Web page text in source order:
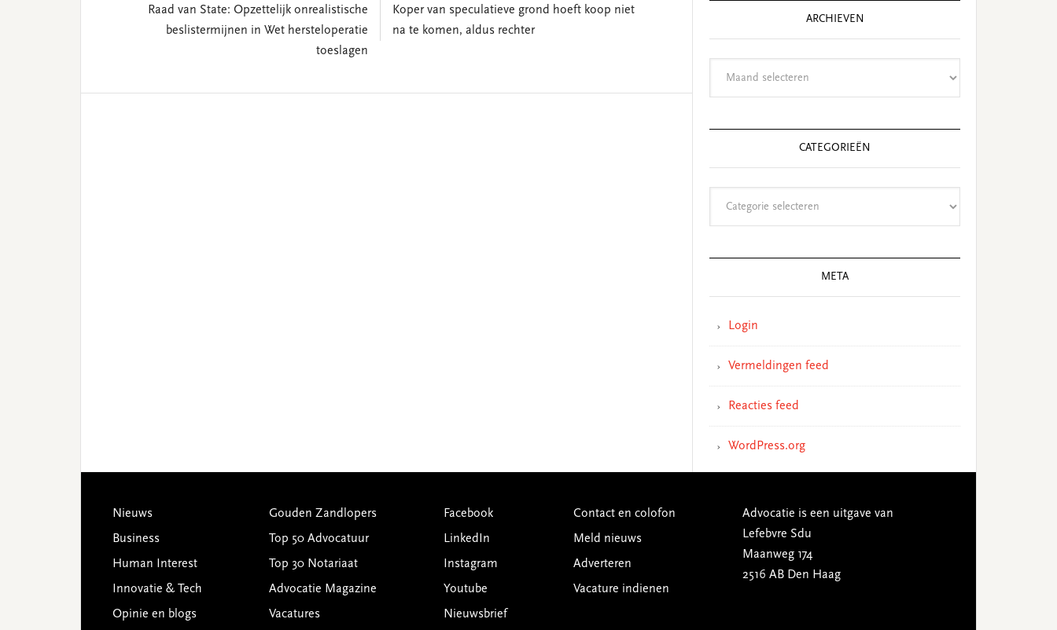
Raad van State: Opzettelijk onrealistische
beslistermijnen in Wet hersteloperatie
toeslagen
Koper van speculatieve grond hoeft koop niet
na te komen, aldus rechter
ARCHIEVEN
CATEGORIEËN
META
Login
Vermeldingen feed
Reacties feed
WordPress.org
Footer
Nieuws
Business
Human Interest
Innovatie & Tech
Opinie en blogs
Gouden Zandlopers
Top 50 Advocatuur
Top 30 Notariaat
Advocatie Magazine
Vacatures
Facebook
LinkedIn
Instagram
Youtube
Nieuwsbrief
Contact en colofon
Meld nieuws
Adverteren
Vacature indienen
Advocatie is een uitgave van
Lefebvre Sdu
Maanweg 174
2516 AB Den Haag